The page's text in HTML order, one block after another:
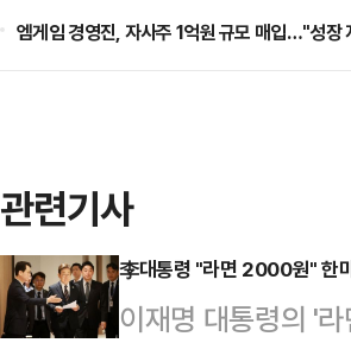
엠게임 경영진, 자사주 1억원 규모 매입…"성장
관련기사
李대통령 "라면 2000원" 한
이재명 대통령의 '